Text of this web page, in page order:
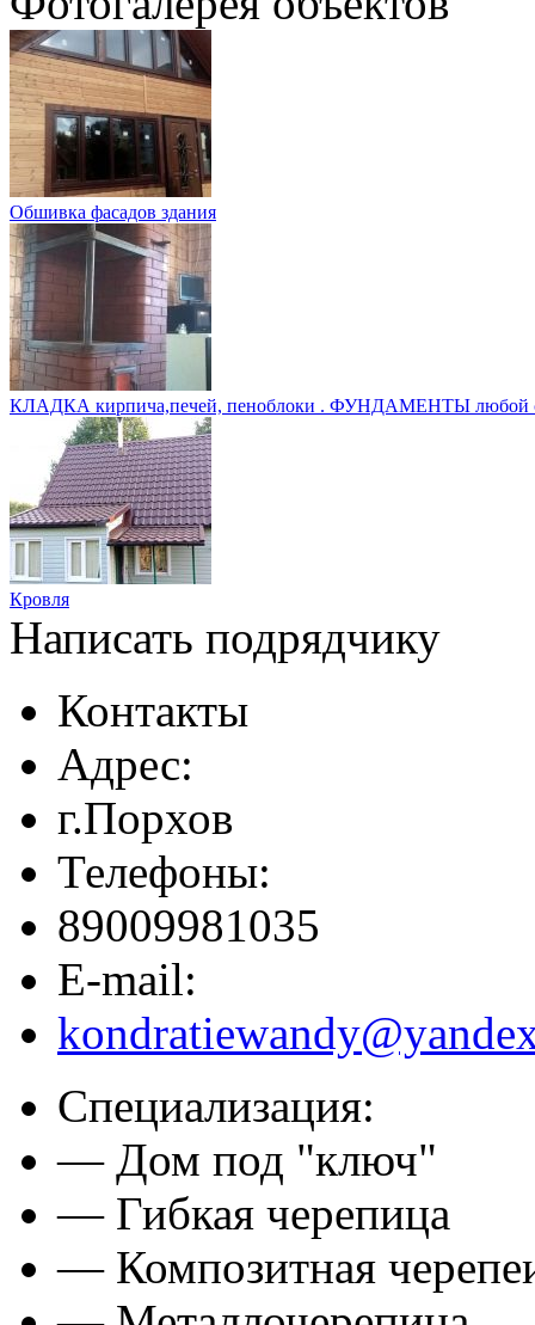
Обшивка фасадов здания
КЛАДКА кирпича,печей, пеноблоки . ФУНДАМЕНТЫ любой
Кровля
Написать подрядчику
Контакты
Адрес:
г.Порхов
Телефоны:
89009981035
E-mail:
Специализация:
— Дом под "ключ"
— Гибкая черепица
— Композитная